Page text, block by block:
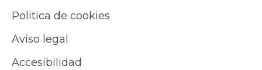
Politica de cookies
Aviso legal
Accesibilidad